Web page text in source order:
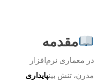
مقدمه
در معماری نرم‌افزار
مدرن، تنش بینپایداری